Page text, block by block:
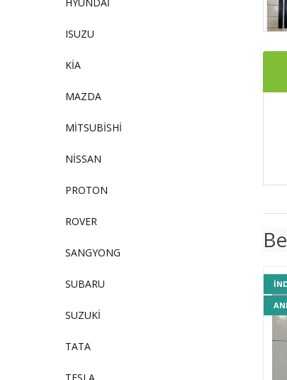
ISUZU
KİA
MAZDA
MİTSUBİSHİ
NİSSAN
PROTON
ROVER
SANGYONG
SUBARU
SUZUKİ
TATA